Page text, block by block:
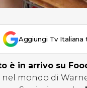
Aggiungi Tv
è in arrivo su
mondo di